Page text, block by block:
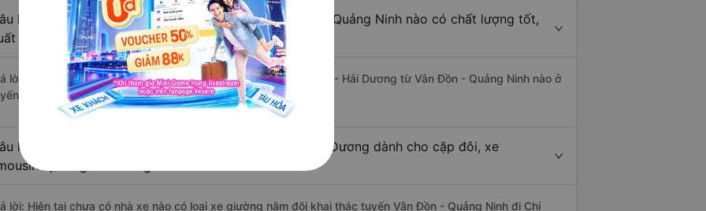
hỏi: Review xe đi Chí Linh - Hải Dương từ Vân Đồn - Quảng Ninh nào có chất lượng tốt,
sắc, cao cấp nhất?
lời: Tạm thời chưa đủ review để đánh giá có nhà xe đi Chí Linh - Hải Dương từ Vân Đồn - Quảng Ninh nào ở
đường này có chất lượng xuất sắc.
hỏi: Có loại xe Vân Đồn - Quảng Ninh Chí Linh - Hải Dương dành cho cặp đôi, xe
phòng đôi không?
lời: Hiện tại chưa có nhà xe nào có loại xe giường nằm đôi khai thác tuyến Vân Đồn - Quảng Ninh đi Chí